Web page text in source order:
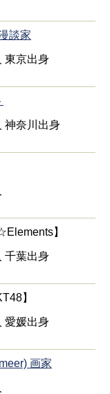
談家
東京出身
神奈川出身
】
千葉出身
】
愛媛出身
画家